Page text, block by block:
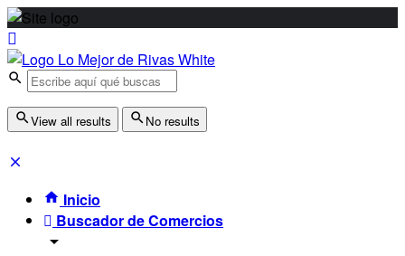
View all results No results
Inicio
Buscador de Comercios